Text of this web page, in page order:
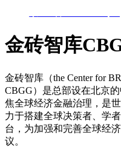
金砖智库
金砖智库（the Center for
CBGG）是总部设在北京
焦全球经济金融治理，是
力于搭建全球决策者、学
台，为加强和完善全球经
议。